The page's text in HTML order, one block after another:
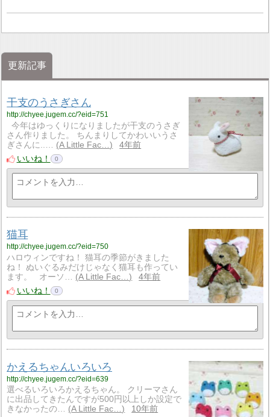
更新記事
干支のうさぎさん
http://chyee.jugem.cc/?eid=751
今年はゆっくりになりましたが干支のうさぎ
さん作りました。 ちんまりしてかわいいうさ
ぎさんに..…
A Little Fac…
4年前
いいね！
0
猫耳
http://chyee.jugem.cc/?eid=750
ハロウィンですね！ 猫耳の季節がきました
ね！ ぬいぐるみだけじゃなく猫耳も作ってい
ます。 オーソ…
A Little Fac…
4年前
いいね！
0
かえるちゃんいろいろ
http://chyee.jugem.cc/?eid=639
選べるいろいろかえるちゃん。 クリーマさん
に出品してきたんですが500円以上しか設定で
きなかったの…
A Little Fac…
10年前